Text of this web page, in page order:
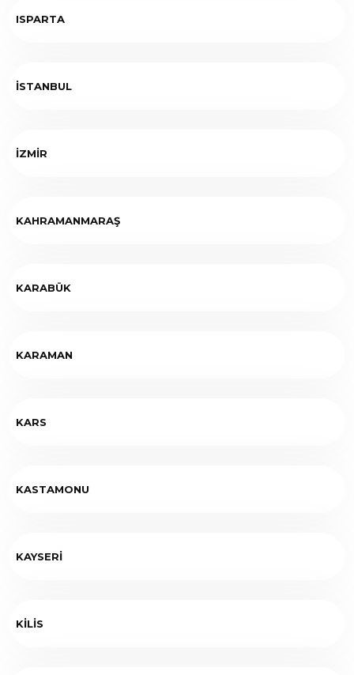
ISPARTA
İSTANBUL
İZMİR
KAHRAMANMARAŞ
KARABÜK
KARAMAN
KARS
KASTAMONU
KAYSERİ
KİLİS